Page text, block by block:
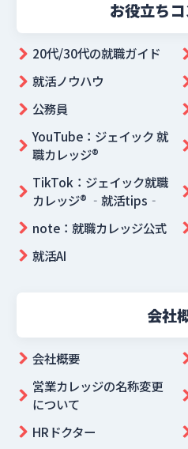
お役立ち
20代/30代の就職ガイド
就活ノウハウ
公務員
YouTube：ジェイック 就
職カレッジ®
TikTok：ジェイック就職
カレッジ® ‐就活tips‐
note：就職カレッジ公式
就活AI
会社
会社概要
営業カレッジの名称変更
について
HRドクター